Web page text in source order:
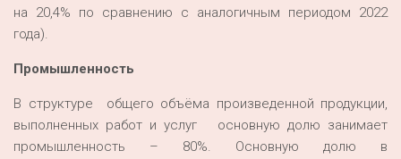
на 20,4% по сравнению с аналогичным периодом 2022
года).
Промышленность
В структуре общего объёма произведенной продукции,
выполненных работ и услуг
основную долю занимает
промышленность – 80%. Основную долю в